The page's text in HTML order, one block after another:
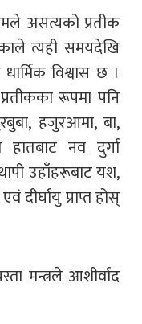
असत्यको प्रतीक
त्यही समयदेखि
विश्वास छ ।
रूपमा पनि
हजुरआमा, बा,
नव दुर्गा
उहाँहरूबाट यश,
दीर्घायु प्राप्त होस्
मन्त्रले आशीर्वाद